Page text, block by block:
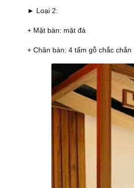
► Loại 2:
+ Mặt bàn: mặt đá
+ Chân bàn: 4 tấm gỗ chắc chắn